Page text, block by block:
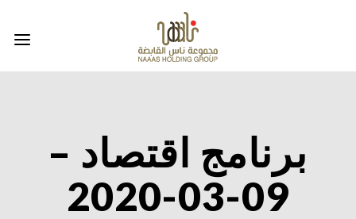
برنامج اقتصاد –
09-03-2020